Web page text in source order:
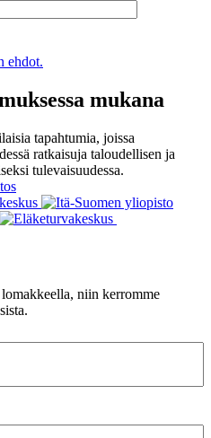
ehdot.
mukana
tapahtumia, joissa
ratkaisuja taloudellisen ja
tulevaisuudessa.
niin kerromme